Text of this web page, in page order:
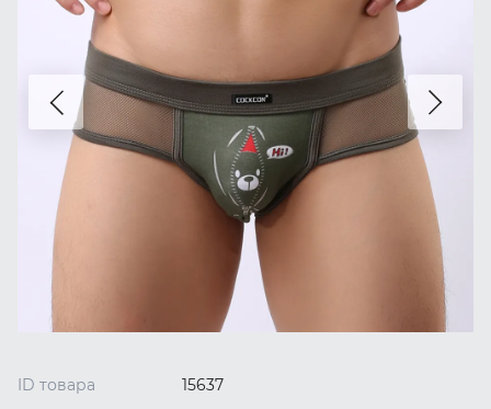
ID товара
15637